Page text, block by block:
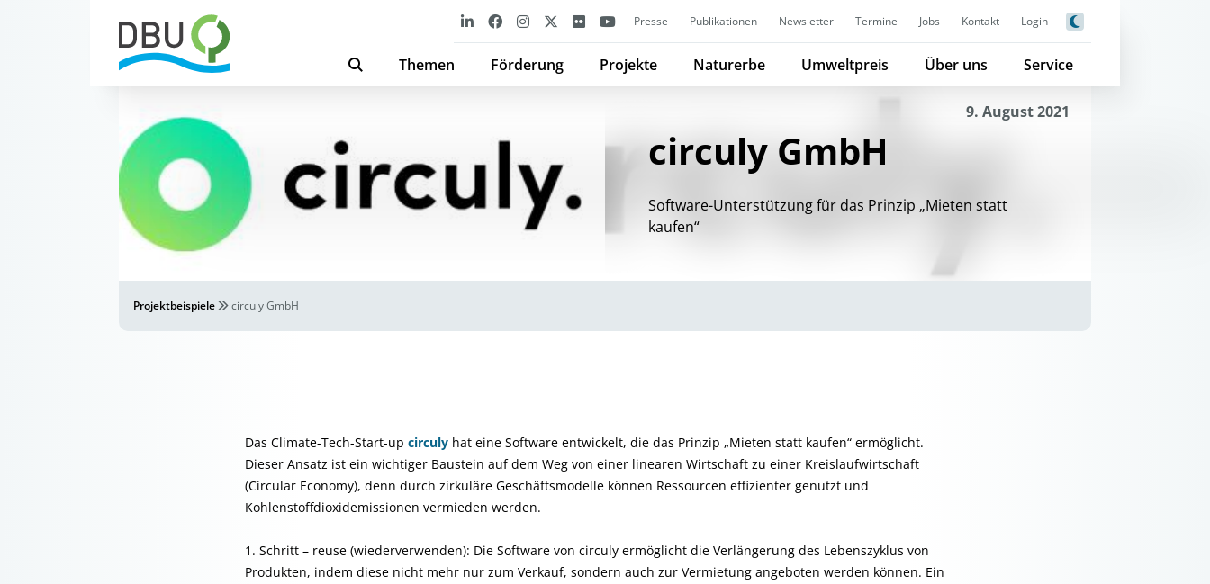
Presse Publikationen Newsletter Termine Jobs Kontakt Login
Themen Förderung Projekte Naturerbe Umweltpreis Über uns Service
9. August 2021
circuly GmbH
Software-Unterstützung für das Prinzip „Mieten statt
kaufen“
Projektbeispiele circuly GmbH
Das Climate-Tech-Start-up circuly hat eine Software entwickelt, die das Prinzip „Mieten statt kaufen“ ermöglicht.
Dieser Ansatz ist ein wichtiger Baustein auf dem Weg von einer linearen Wirtschaft zu einer Kreislaufwirtschaft
(Circular Economy), denn durch zirkuläre Geschäftsmodelle können Ressourcen effizienter genutzt und
Kohlenstoffdioxidemissionen vermieden werden.
1. Schritt – reuse (wiederverwenden): Die Software von circuly ermöglicht die Verlängerung des Lebenszyklus von
Produkten, indem diese nicht mehr nur zum Verkauf, sondern auch zur Vermietung angeboten werden können. Ein